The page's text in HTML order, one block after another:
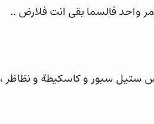
واحد فالسما بقى انت فلارض ..
ستيل سبور و كاسكيطة و نظاظر ،